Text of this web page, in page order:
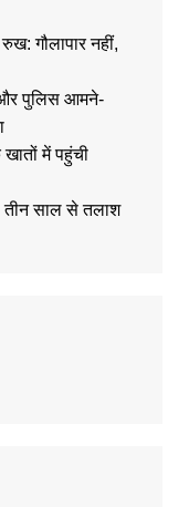
गौलापार नहीं,
और पुलिस आमने-
में पहुंची
तीन साल से तलाश